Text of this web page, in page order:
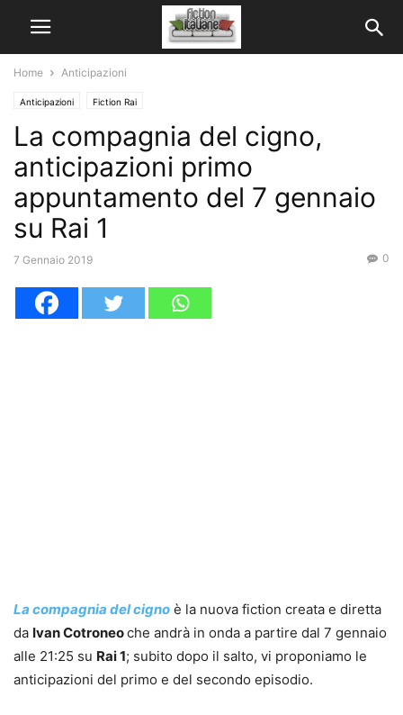
Home Anticipazioni
Anticipazioni Fiction Rai
La compagnia del cigno,
anticipazioni primo
appuntamento del 7 gennaio
su Rai 1
7 Gennaio 2019 0
La compagnia del cigno è la nuova fiction creata e diretta
da Ivan Cotroneoche andrà in onda a partire dal 7 gennaio
alle 21:25 su Rai 1; subito dopo il salto, vi proponiamo le
anticipazioni del primo e del secondo episodio.